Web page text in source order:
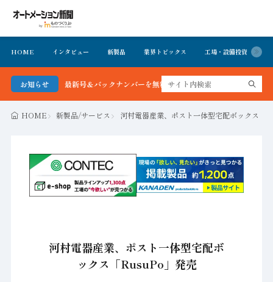
HOME インタビュー 新製品 業界トピックス 工場・設備投資
お知らせ
ョン新聞 最新号＆バックナンバーを無料で公開中 詳細はこちら
HOME 新製品/サービス 河村電器産業、ポスト一体型宅配ボックス「
河村電器産業、ポスト一体型宅配ボ
ックス「RusuPo」発売